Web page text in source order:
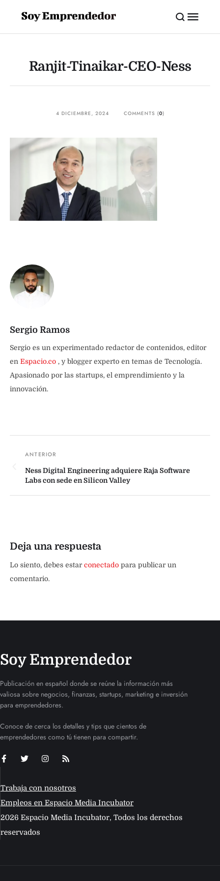
Ranjit-Tinaikar-CEO-Ness
4 DICIEMBRE, 2024 COMMENTS (0)
Sergio Ramos
Sergio es un experimentado redactor de contenidos, editor
en Espacio.co , y blogger experto en temas de Tecnología.
Apasionado por las startups, el emprendimiento y la
innovación.
Ness Digital Engineering adquiere Raja Software
Labs con sede en Silicon Valley
Deja una respuesta
Lo siento, debes estarconectado para publicar un
comentario.
Soy Emprendedor
Publicación en español donde se reúne la información más
valiosa sobre negocios, finanzas, startups, marketing e inversión
para emprendedores.
Conoce de cerca los detalles y tips que cientos de
emprendedores como tú tienen para compartir.
Trabaja con nosotros
Empleos en Espacio Media Incubator
2026 Espacio Media Incubator, Todos los derechos
reservados